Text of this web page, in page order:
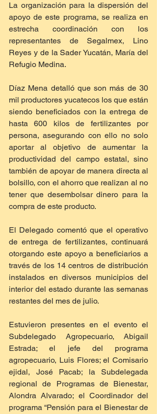
La organización para la dispersión del
apoyo de este programa, se realiza en
estrecha coordinación con los
representantes de Segalmex, Lino
Reyes y de la Sader Yucatán, María del
Refugio Medina.
Díaz Mena detalló que son más de 30
mil productores yucatecos los que están
siendo beneficiados con la entrega de
hasta 600 kilos de fertilizantes por
persona, asegurando con ello no solo
aportar al objetivo de aumentar la
productividad del campo estatal, sino
también de apoyar de manera directa al
bolsillo, con el ahorro que realizan al no
tener que desembolsar dinero para la
compra de este producto.
El Delegado comentó que el operativo
de entrega de fertilizantes, continuará
otorgando este apoyo a beneficiarios a
través de los 14 centros de distribución
instalados en diversos municipios del
interior del estado durante las semanas
restantes del mes de julio.
Estuvieron presentes en el evento el
Subdelegado Agropecuario, Abigail
Estrada; el jefe del programa
agropecuario, Luis Flores; el Comisario
ejidal, José Pacab; la Subdelegada
regional de Programas de Bienestar,
Alondra Alvarado; el Coordinador del
programa “Pensión para el Bienestar de